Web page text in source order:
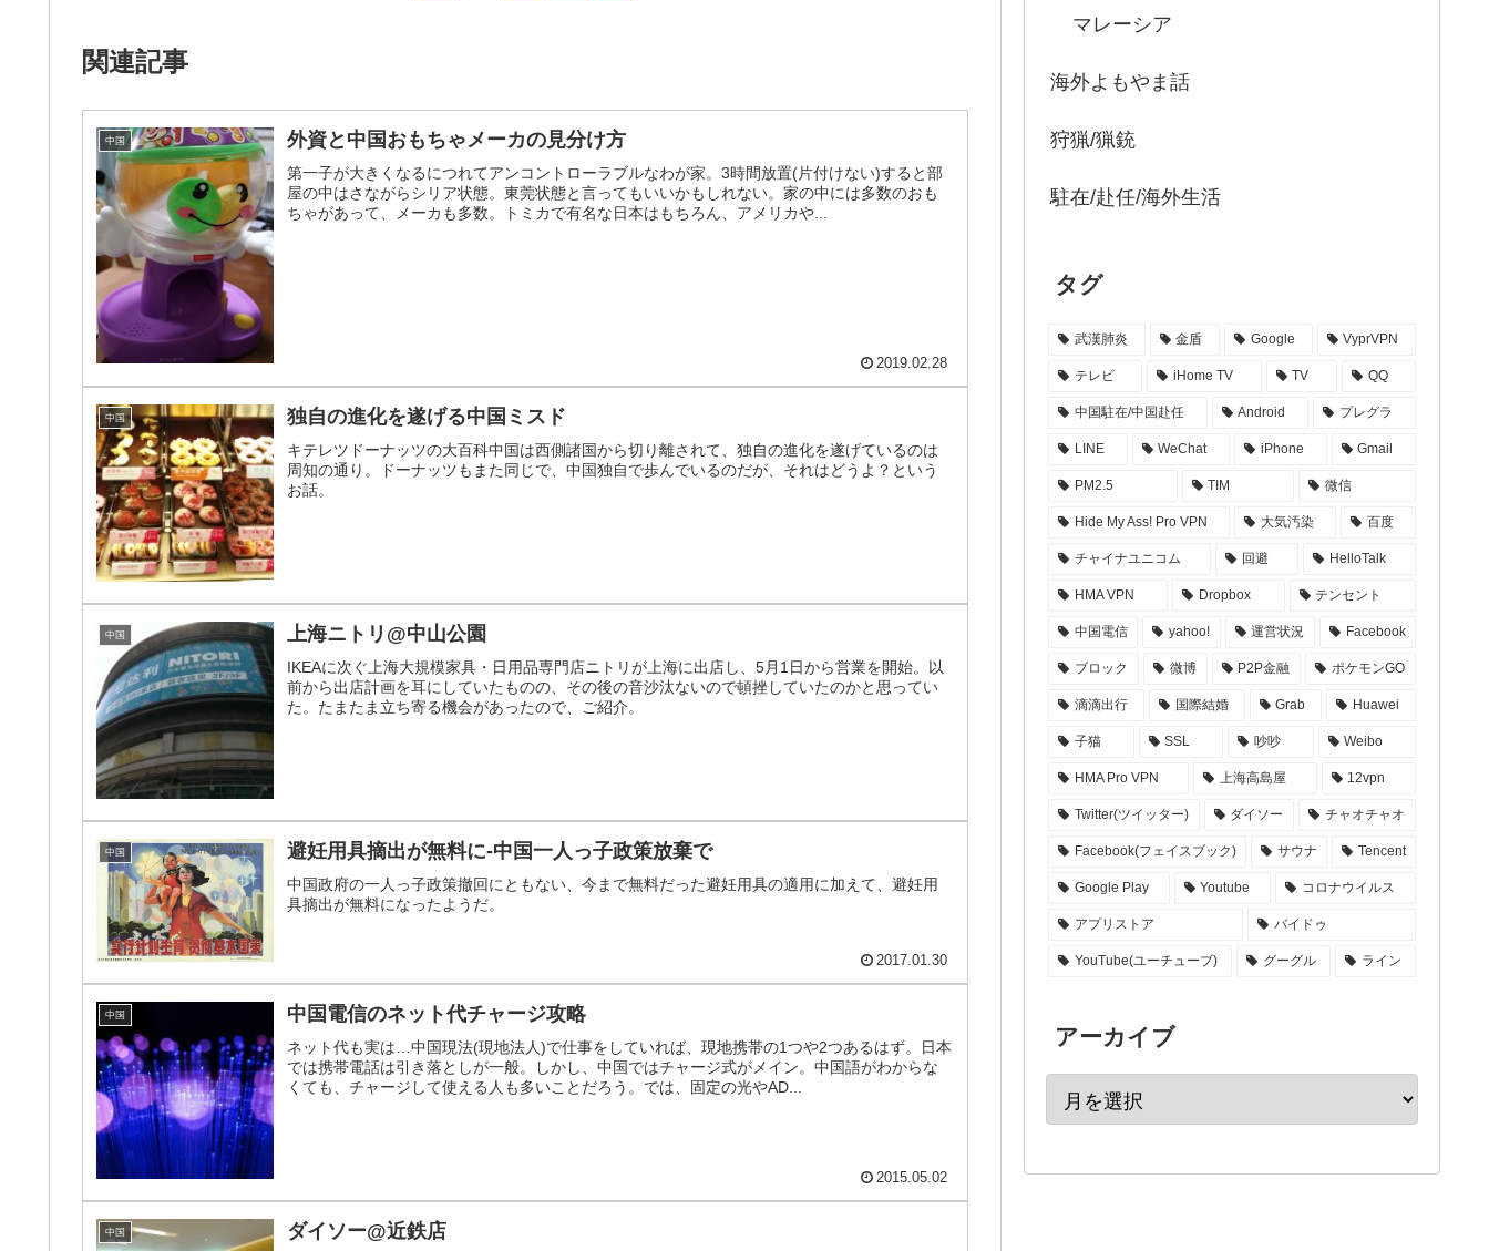
関連記事
中国 外資と中国おもちゃメーカの見分け方
第一子が大きくなるにつれてアンコントローラブルなわが家。3時間放置(片付けない)すると部
屋の中はさながらシリア状態。東莞状態と言ってもいいかもしれない。家の中には多数のおも
ちゃがあって、メーカも多数。トミカで有名な日本はもちろん、アメリカや...
2019.02.28
中国 独自の進化を遂げる中国ミスド
キテレツドーナッツの大百科中国は西側諸国から切り離されて、独自の進化を遂げているのは
周知の通り。ドーナッツもまた同じで、中国独自で歩んでいるのだが、それはどうよ？という
お話。
中国 上海ニトリ@中山公園
IKEAに次ぐ上海大規模家具・日用品専門店ニトリが上海に出店し、5月1日から営業を開始。以
前から出店計画を耳にしていたものの、その後の音沙汰ないので頓挫していたのかと思ってい
た。たまたま立ち寄る機会があったので、ご紹介。
中国 避妊用具摘出が無料に-中国一人っ子政策放棄で
中国政府の一人っ子政策撤回にともない、今まで無料だった避妊用具の適用に加えて、避妊用
具摘出が無料になったようだ。
2017.01.30
中国 中国電信のネット代チャージ攻略
ネット代も実は…中国現法(現地法人)で仕事をしていれば、現地携帯の1つや2つあるはず。日本
では携帯電話は引き落としが一般。しかし、中国ではチャージ式がメイン。中国語がわからな
くても、チャージして使える人も多いことだろう。では、固定の光やAD...
2015.05.02
中国 ダイソー@近鉄店
マレーシア
海外よもやま話
狩猟/猟銃
駐在/赴任/海外生活
タグ
武漢肺炎 金盾 Google VyprVPN
テレビ iHome TV TV QQ
中国駐在/中国赴任 Android プレグラ
LINE WeChat iPhone Gmail
PM2.5 TIM 微信
Hide My Ass! Pro VPN 大気汚染 百度
チャイナユニコム 回避 HelloTalk
HMA VPN Dropbox テンセント
中国電信 yahoo! 運営状況 Facebook
ブロック 微博 P2P金融 ポケモンGO
滴滴出行 国際結婚 Grab Huawei
子猫 SSL 吵吵 Weibo
HMA Pro VPN 上海高島屋 12vpn
Twitter(ツイッター) ダイソー チャオチャオ
Facebook(フェイスブック) サウナ Tencent
Google Play Youtube コロナウイルス
アプリストア バイドゥ
YouTube(ユーチューブ) グーグル ライン
アーカイブ